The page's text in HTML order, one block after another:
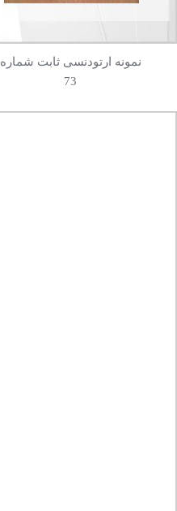
نمونه ارتودنسی ثابت شماره
73